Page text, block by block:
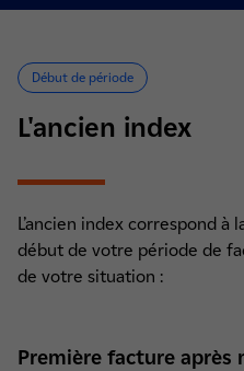
Début de période
L'ancien index
L’ancien index correspond
début de votre période de
de votre situation :
Première facture après